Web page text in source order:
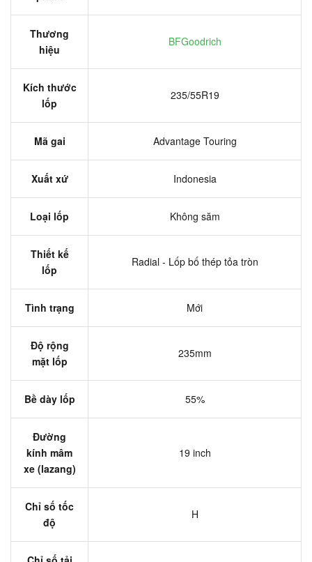
Thương
hiệu
BFGoodrich
Kích thước
lốp
235/55R19
Mã gai Advantage Touring
Xuất xứ Indonesia
Loại lốp Không săm
Thiết kế
lốp
Radial - Lốp bố thép tỏa tròn
Tình trạng Mới
Độ rộng
mặt lốp
235mm
Bề dày lốp 55%
Đường
kính mâm
xe (lazang)
19 inch
Chỉ số tốc
độ
H